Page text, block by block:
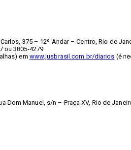
375 – 12º Andar – Centro, Rio de
ou 3805-4279
em www.jusbrasil.com.br/diarios (é
Dom Manuel, s/n – Praça XV, Rio de